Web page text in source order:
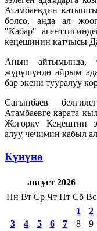
Атамбаевдин
болсо, анда ал
"Кабар"
кеңешинин катчысы
Анын айтымында,
жүрүшүндө айрым
бар экени тууралуу
Сагынбаев
Атамбаевге карата
Жогорку Кеңештин
алуу чечимин кабыл
Күнүнө
август 2026
Пн Вт Ср Чт Пт Сб Вс
1
2
3
4 5 6 7 8
9